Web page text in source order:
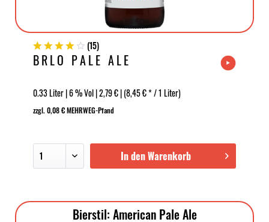
(15)
BRLO PALE ALE
0.33 Liter | 6 % Vol | 2,79 € | (8,45 € * / 1 Liter)
zzgl. 0,08 € MEHRWEG-Pfand
In den Warenkorb
Bierstil: American Pale Ale